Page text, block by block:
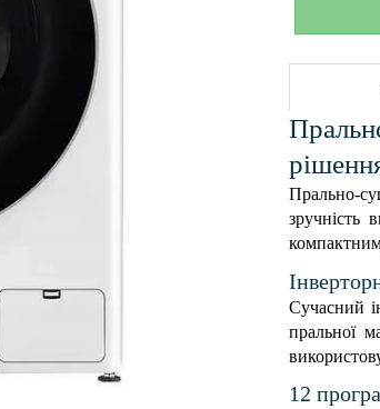
Прально-
зручність
Сучасний
пральної
12